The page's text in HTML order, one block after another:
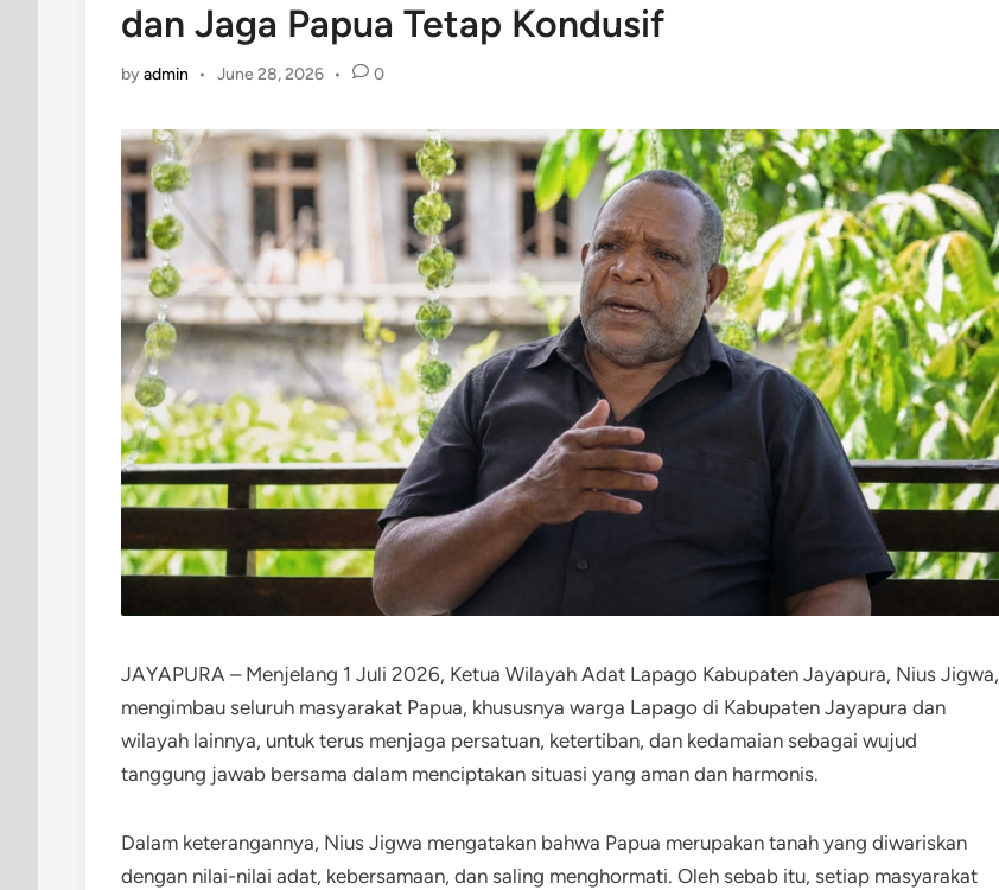
dan Jaga Papua Tetap Kondusif
byadmin • June 28, 2026 • 0
JAYAPURA – Menjelang 1 Juli 2026, Ketua Wilayah Adat Lapago Kabupaten Jayapura, Nius Jigwa,
mengimbau seluruh masyarakat Papua, khususnya warga Lapago di Kabupaten Jayapura dan
wilayah lainnya, untuk terus menjaga persatuan, ketertiban, dan kedamaian sebagai wujud
tanggung jawab bersama dalam menciptakan situasi yang aman dan harmonis.
Dalam keterangannya, Nius Jigwa mengatakan bahwa Papua merupakan tanah yang diwariskan
dengan nilai-nilai adat, kebersamaan, dan saling menghormati. Oleh sebab itu, setiap masyarakat